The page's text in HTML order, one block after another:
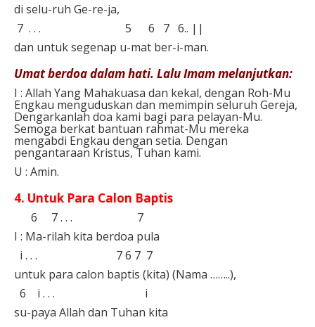
di selu-ruh Ge-re-ja,⁣
7 . . . 5 6 7 6.. ⁣||
dan untuk segenap u-mat ber-i-man.⁣⁣
Umat berdoa dalam hati. Lalu Imam melanjutkan:⁣
I : Allah Yang Mahakuasa dan kekal, dengan Roh-Mu
Engkau menguduskan dan memimpin seluruh Gereja,
Dengarkanlah doa kami bagi para pelayan-Mu.
Semoga berkat bantuan rahmat-Mu mereka
mengabdi Engkau dengan setia. Dengan
pengantaraan Kristus, Tuhan kami.⁣
U : Amin.⁣⁣
4. Untuk Para Calon Baptis⁣
6 7 . . . 7 ⁣
I : Ma-rilah kita berdoa pula⁣
i . . . 7 6 7 7⁣
untuk para calon baptis (kita) (Nama ……..),⁣
6 i . . .⁣ i
su-paya Allah dan Tuhan kita⁣